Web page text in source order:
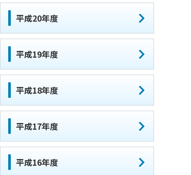
平成20年度
平成19年度
平成18年度
平成17年度
平成16年度